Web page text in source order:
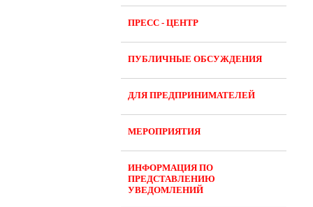
ПРЕСС - ЦЕНТР
ПУБЛИЧНЫЕ ОБСУЖДЕНИЯ
ДЛЯ ПРЕДПРИНИМАТЕЛЕЙ
МЕРОПРИЯТИЯ
ИНФОРМАЦИЯ ПО
ПРЕДСТАВЛЕНИЮ
УВЕДОМЛЕНИЙ